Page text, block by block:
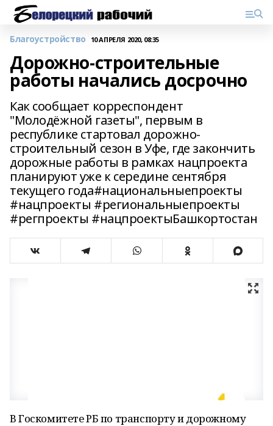
Благоустройство 10 АПРЕЛЯ 2020, 08:35
Дорожно-строительные
работы начались досрочно
Как сообщает корреспондент
"Молодёжной газеты", первым в
республике стартовал дорожно-
строительный сезон в Уфе, где закончить
дорожные работы в рамках нацпроекта
планируют уже к середине сентября
текущего года#национальныепроекты
#нацпроекты #региональныепроекты
#регпроекты #нацпроектыБашкортостан
В Госкомитете РБ по транспорту и дорожному